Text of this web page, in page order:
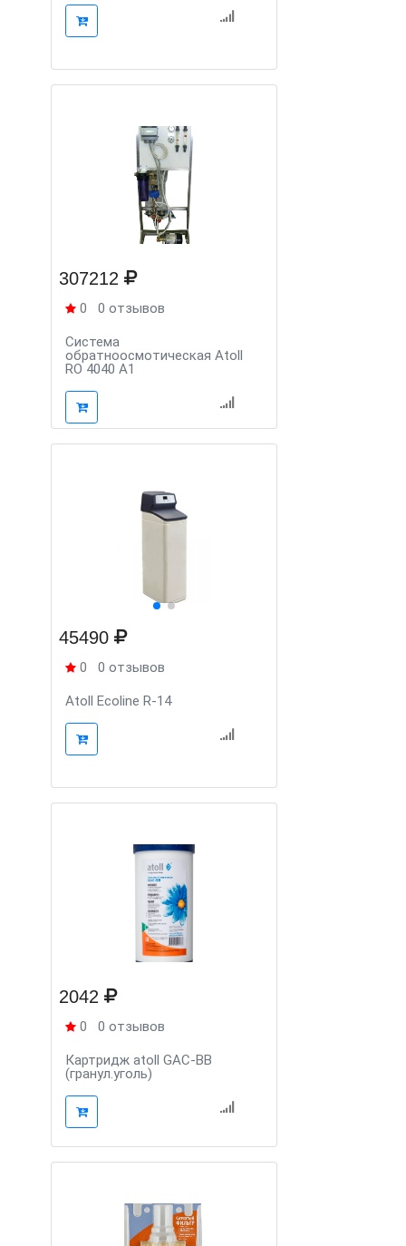
307212
0 0 отзывов
Система
обратноосмотическая Atoll
RO 4040 A1
45490
0 0 отзывов
Atoll Ecoline R-14
2042
0 0 отзывов
Картридж atoll GAC-BB
(гранул.уголь)